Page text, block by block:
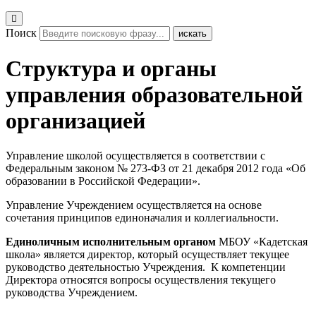
Поиск искать
Структура и органы
управления образовательной
организацией
Управление школой осуществляется в соответствии с
Федеральным законом № 273-ФЗ от 21 декабря 2012 года «Об
образовании в Российской Федерации».
Управление Учреждением осуществляется на основе
сочетания принципов единоначалия и коллегиальности.
Единоличным исполнительным органом МБОУ «Кадетская
школа» является директор, который осуществляет текущее
руководство деятельностью Учреждения. К компетенции
Директора относятся вопросы осуществления текущего
руководства Учреждением.